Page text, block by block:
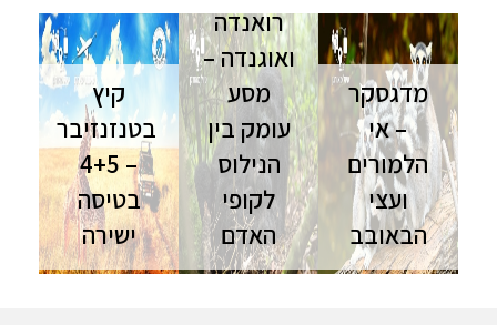
מדגסקר
– אי
הלמורים
ועצי
הבאובב
טיול
רואנדה
ואוגנדה –
מסע
עומק בין
הנילוס
לקופי
האדם
רואנדה
קיץ
בטנזנזיבר
– 4+5
בטיסה
ישירה
טנזניה